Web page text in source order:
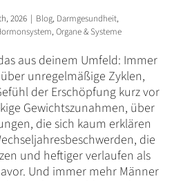
2026 | Blog, Darmgesundheit,
, Organe & Systeme
aus deinem Umfeld: Immer
unregelmäßige Zyklen,
der Erschöpfung kurz vor
Gewichtszunahmen, über
die sich kaum erklären
die
und heftiger verlaufen als
Und immer mehr Männer